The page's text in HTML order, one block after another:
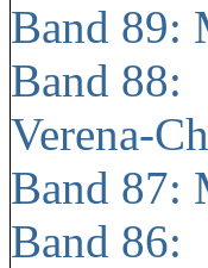
Band 89:
Band 88:
Verena-
Band 87:
Band 86: